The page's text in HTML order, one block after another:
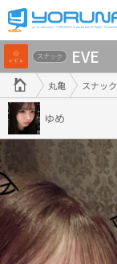
香
川
県
版
丸亀 スナック
スナック EVE
ゆめ